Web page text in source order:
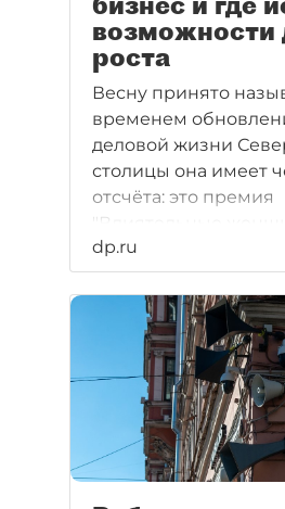
возможности
роста
Весну принято
временем
деловой жизни
столицы она имеет
отсчёта: это премия
"Влиятельные
Петербурга". И
трансформациях в
среде лауреаты
журналистам.
подало само
dp.ru